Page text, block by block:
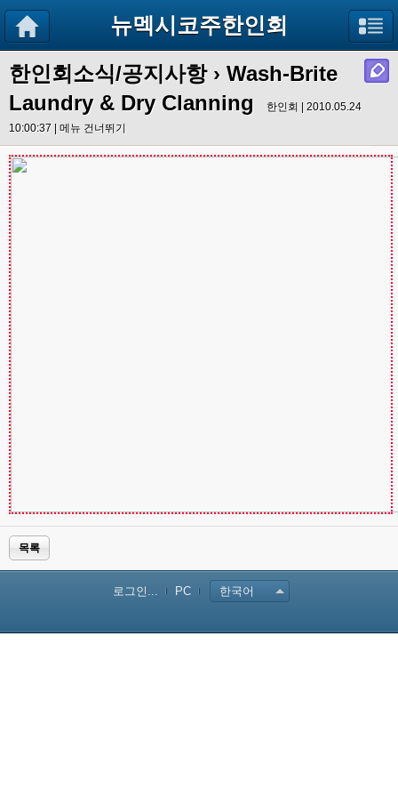
뉴멕시코주한인회
한인회소식/공지사항› Wash-Brite
Laundry & Dry Clanning
한인회 | 2010.05.24
10:00:37 | 메뉴 건너뛰기
목록
로그인... PC 한국어